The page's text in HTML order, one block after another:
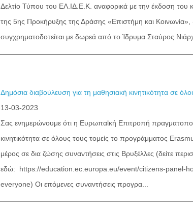
Δελτίο Τύπου του ΕΛ.ΙΔ.Ε.Κ. αναφορικά με την έκδοση
της 5ης Προκήρυξης της Δράσης «Επιστήμη και
συγχρηματοδοτείται με δωρεά από το Ίδρυμα Σταύρος
Δημόσια διαβούλευση για τη μαθησιακή κινητικότητα σε
13-03-2023
Σας ενημερώνουμε ότι η Ευρωπαϊκή Επιτροπή
κινητικότητα σε όλους τους τομείς το προγράμματος
μέρος σε δια ζώσης συναντήσεις στις Βρυξέλλες (δείτε
εδώ: https://education.ec.europa.eu/event/citizens-panel-
everyone) Οι επόμενες συναντήσεις προγρα...